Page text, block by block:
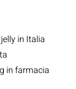
in Italia
in farmacia